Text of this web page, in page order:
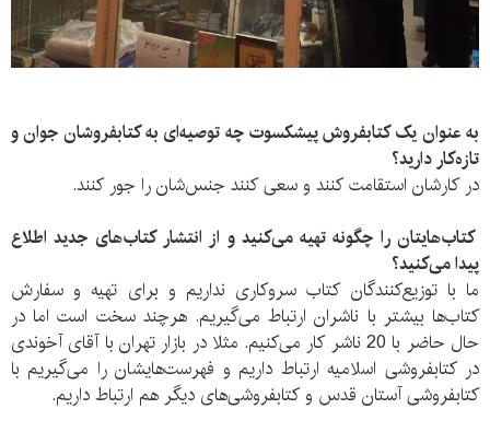
به عنوان یک کتابفروش پیشکسوت چه توصیه‌ای به کتابفروشان جوان‌ و
تازه‌کار دارید؟
در کارشان استقامت کنند و سعی کنند جنس‌شان را جور کنند.
کتاب‌هایتان را چگونه تهیه می‌کنید و از انتشار کتاب‌های جدید اطلاع
پیدا می‌کنید؟
ما با توزیع‌کنندگان کتاب سروکاری نداریم و برای تهیه و سفارش
کتاب‌ها بیشتر با ناشران ارتباط می‌گیریم. هرچند سخت است اما در
حال حاضر با 20 ناشر کار می‌کنیم. مثلا در بازار تهران با آقای آخوندی
در کتابفروشی اسلامیه ارتباط داریم و فهرست‌هایشان را می‌گیریم با
کتابفروشی آستان قدس و کتابفروشی‌های دیگر هم ارتباط داریم.